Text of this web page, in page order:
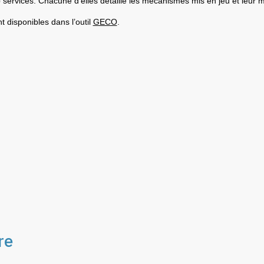
disponibles dans l’outil GECO.
en bordures de parcelles
avec les plantes de services